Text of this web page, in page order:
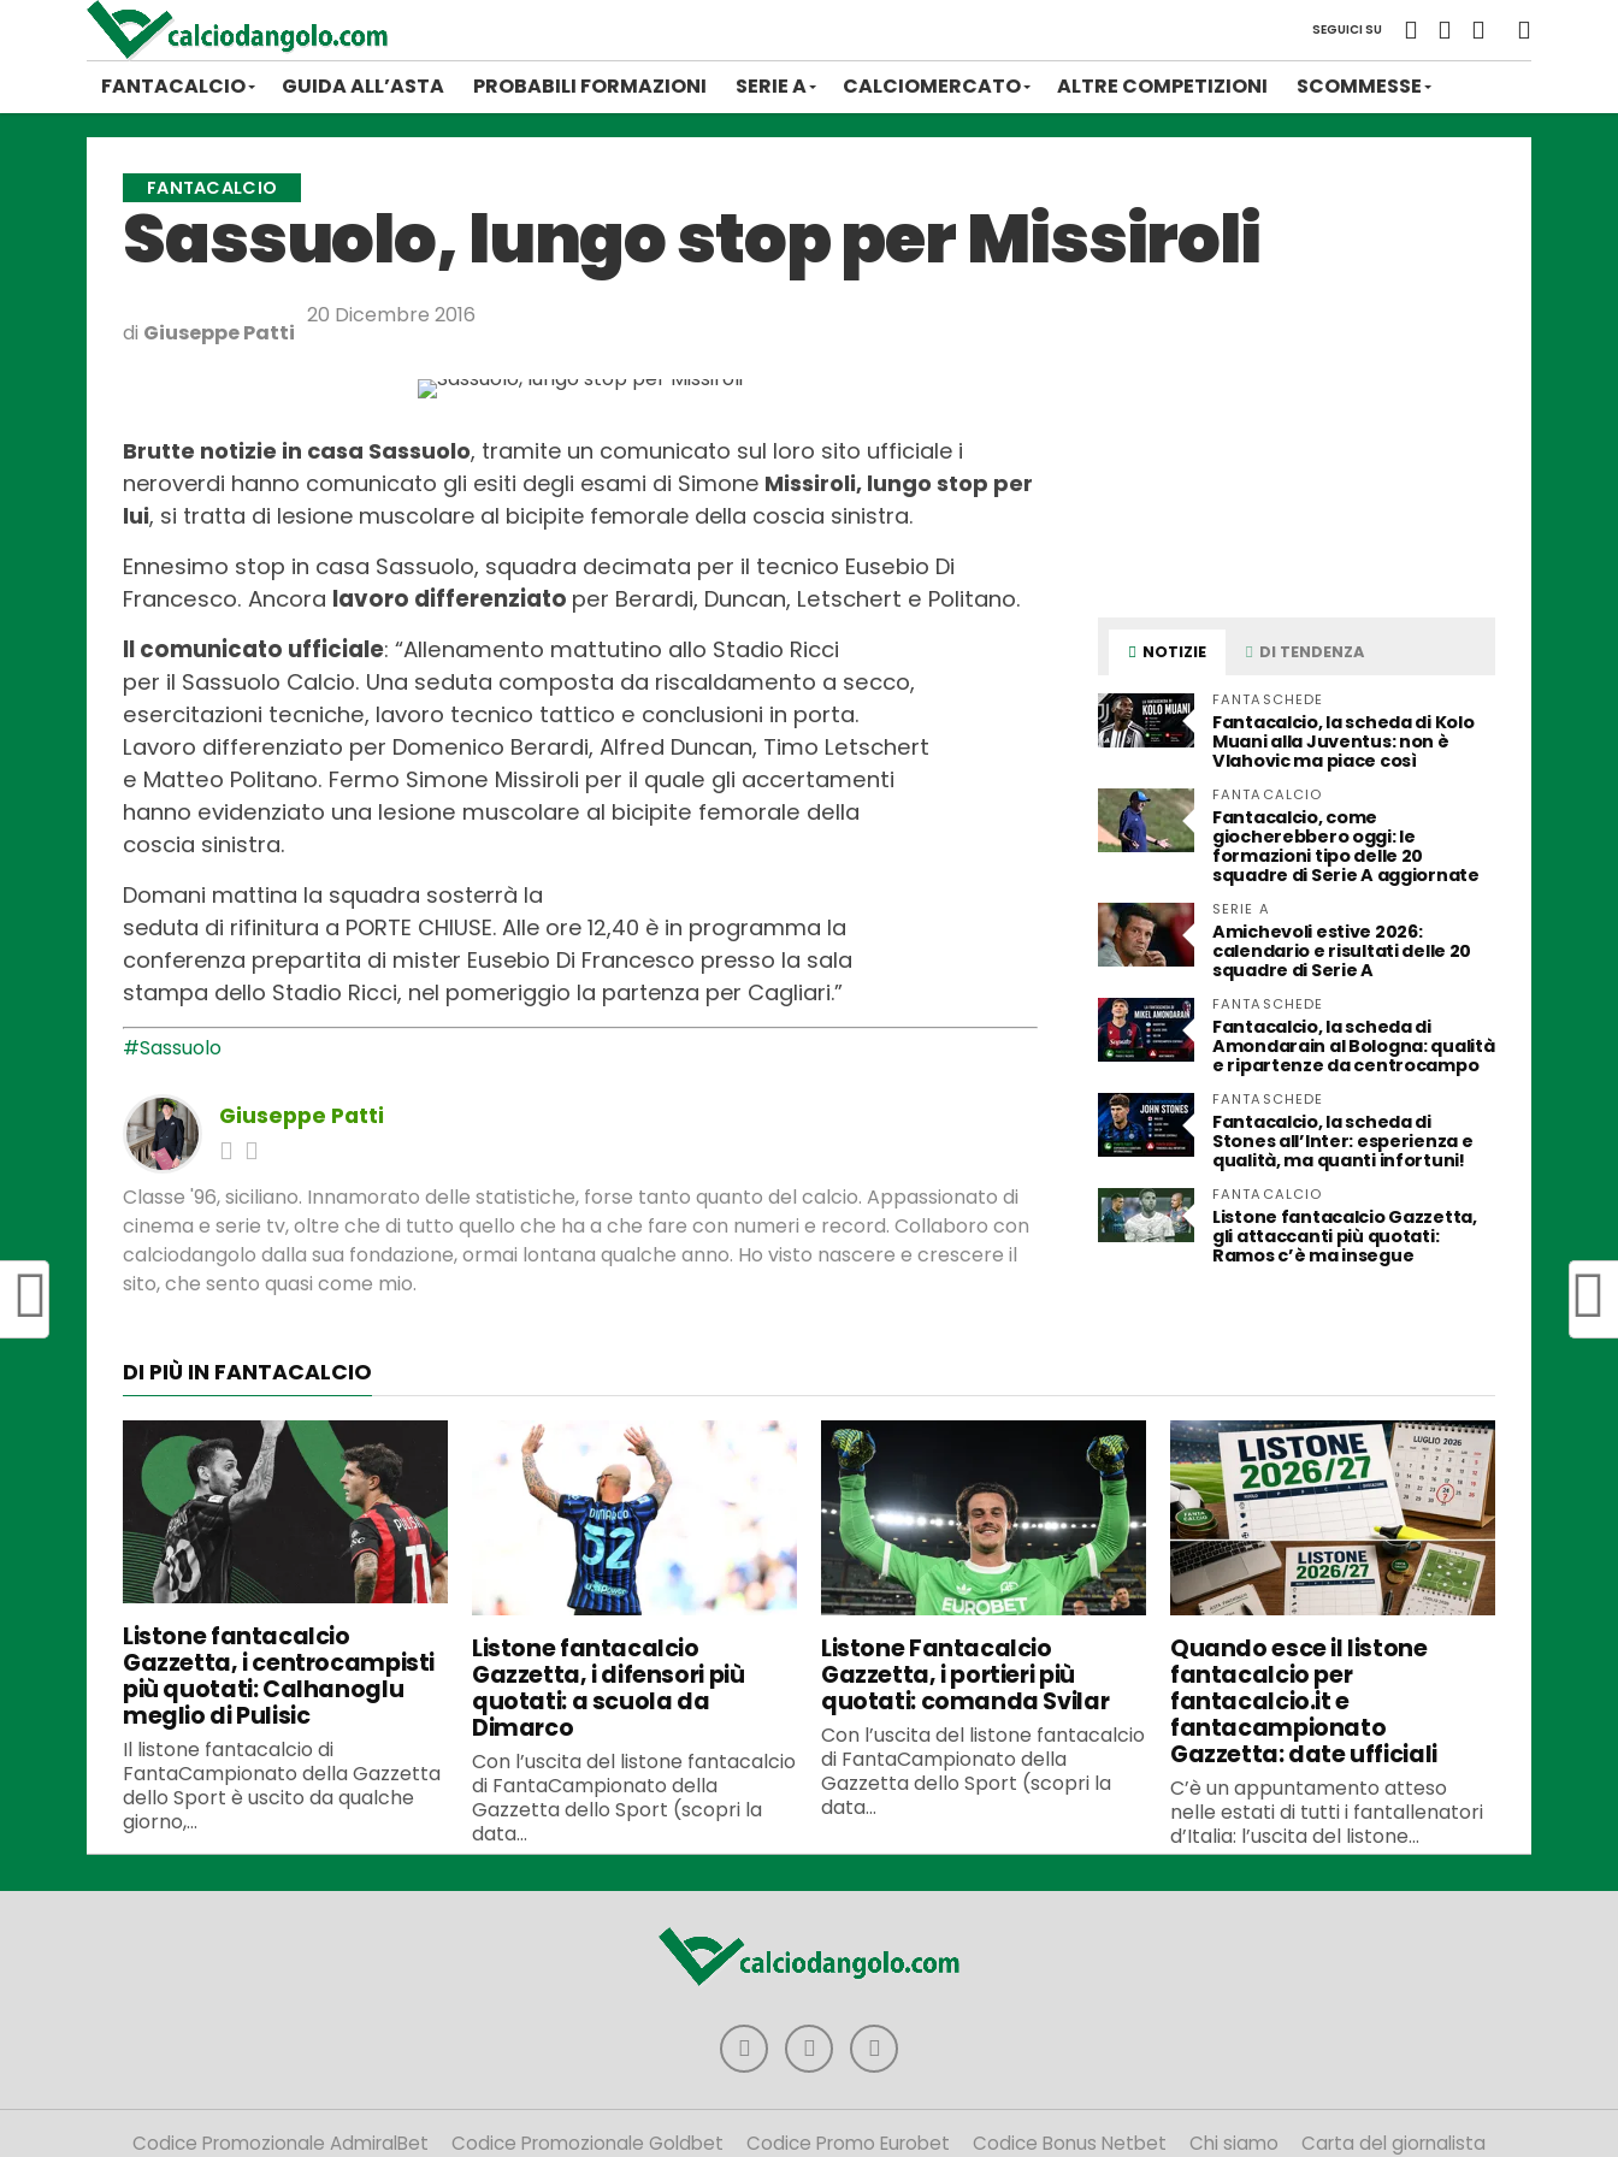
SEGUICI SU
FANTACALCIO GUIDA ALL’ASTA PROBABILI FORMAZIONI SERIE A CALCIOMERCATO ALTRE COMPETIZIONI SCOMMESSE
FANTACALCIO
Sassuolo, lungo stop per Missiroli
di Giuseppe Patti
20 Dicembre 2016
Brutte notizie in casa Sassuolo, tramite un comunicato sul loro sito ufficiale i
neroverdi hanno comunicato gli esiti degli esami di Simone Missiroli, lungo stop per
lui, si tratta di lesione muscolare al bicipite femorale della coscia sinistra.
Ennesimo stop in casa Sassuolo, squadra decimata per il tecnico Eusebio Di
Francesco. Ancora lavoro differenziato per Berardi, Duncan, Letschert e Politano.
Il comunicato ufficiale: “Allenamento mattutino allo Stadio Ricci
per il Sassuolo Calcio. Una seduta composta da riscaldamento a secco,
esercitazioni tecniche, lavoro tecnico tattico e conclusioni in porta.
Lavoro differenziato per Domenico Berardi, Alfred Duncan, Timo Letschert
e Matteo Politano. Fermo Simone Missiroli per il quale gli accertamenti
hanno evidenziato una lesione muscolare al bicipite femorale della
coscia sinistra.
Domani mattina la squadra sosterrà la
seduta di rifinitura a PORTE CHIUSE. Alle ore 12,40 è in programma la
conferenza prepartita di mister Eusebio Di Francesco presso la sala
stampa dello Stadio Ricci, nel pomeriggio la partenza per Cagliari.”
#Sassuolo
Giuseppe Patti
Classe '96, siciliano. Innamorato delle statistiche, forse tanto quanto del calcio. Appassionato di
cinema e serie tv, oltre che di tutto quello che ha a che fare con numeri e record. Collaboro con
calciodangolo dalla sua fondazione, ormai lontana qualche anno. Ho visto nascere e crescere il
sito, che sento quasi come mio.
NOTIZIE DI TENDENZA
FANTASCHEDE
Fantacalcio, la scheda di Kolo
Muani alla Juventus: non è
Vlahovic ma piace così
FANTACALCIO
Fantacalcio, come
giocherebbero oggi: le
formazioni tipo delle 20
squadre di Serie A aggiornate
SERIE A
Amichevoli estive 2026:
calendario e risultati delle 20
squadre di Serie A
FANTASCHEDE
Fantacalcio, la scheda di
Amondarain al Bologna: qualità
e ripartenze da centrocampo
FANTASCHEDE
Fantacalcio, la scheda di
Stones all’Inter: esperienza e
qualità, ma quanti infortuni!
FANTACALCIO
Listone fantacalcio Gazzetta,
gli attaccanti più quotati:
Ramos c’è ma insegue
DI PIÙ IN FANTACALCIO
Listone fantacalcio
Gazzetta, i centrocampisti
più quotati: Calhanoglu
meglio di Pulisic
Il listone fantacalcio di
FantaCampionato della Gazzetta
dello Sport è uscito da qualche
giorno,...
Listone fantacalcio
Gazzetta, i difensori più
quotati: a scuola da
Dimarco
Con l’uscita del listone fantacalcio
di FantaCampionato della
Gazzetta dello Sport (scopri la
data...
Listone Fantacalcio
Gazzetta, i portieri più
quotati: comanda Svilar
Con l’uscita del listone fantacalcio
di FantaCampionato della
Gazzetta dello Sport (scopri la
data...
Quando esce il listone
fantacalcio per
fantacalcio.it e
fantacampionato
Gazzetta: date ufficiali
C’è un appuntamento atteso
nelle estati di tutti i fantallenatori
d’Italia: l’uscita del listone...
Codice Promozionale AdmiralBet Codice Promozionale Goldbet Codice Promo Eurobet Codice Bonus Netbet Chi siamo Carta del giornalista